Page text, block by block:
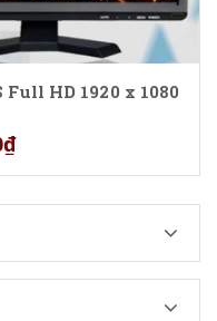
HD 1920 x 1080